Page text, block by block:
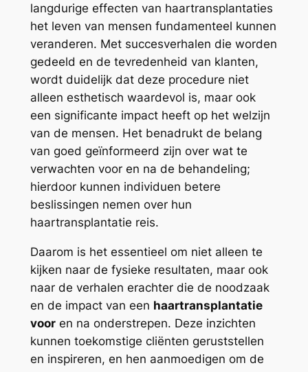
langdurige effecten van haartransplantaties
het leven van mensen fundamenteel kunnen
veranderen. Met succesverhalen die worden
gedeeld en de tevredenheid van klanten,
wordt duidelijk dat deze procedure niet
alleen esthetisch waardevol is, maar ook
een significante impact heeft op het welzijn
van de mensen. Het benadrukt de belang
van goed geïnformeerd zijn over wat te
verwachten voor en na de behandeling;
hierdoor kunnen individuen betere
beslissingen nemen over hun
haartransplantatie reis.
Daarom is het essentieel om niet alleen te
kijken naar de fysieke resultaten, maar ook
naar de verhalen erachter die de noodzaak
en de impact van een haartransplantatie
vooren na onderstrepen. Deze inzichten
kunnen toekomstige cliënten geruststellen
en inspireren, en hen aanmoedigen om de